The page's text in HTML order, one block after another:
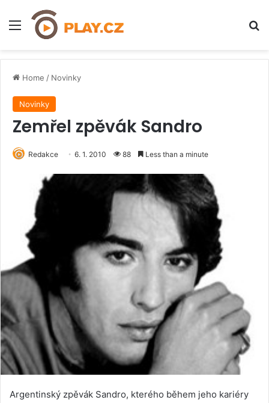
Menu
Home / Novinky
Novinky
Zemřel zpěvák Sandro
Redakce 6. 1. 2010 88 Less than a minute
Argentinský zpěvák Sandro, kterého během jeho kariéry